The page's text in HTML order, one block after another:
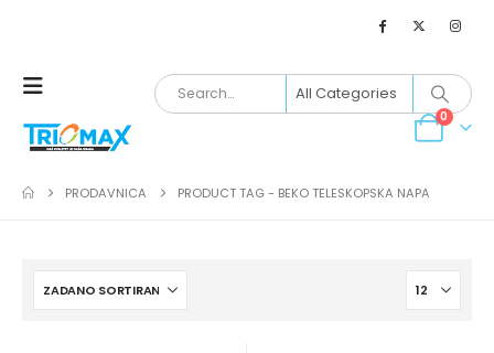
0
PRODAVNICA PRODUCT TAG - BEKO TELESKOPSKA NAPA